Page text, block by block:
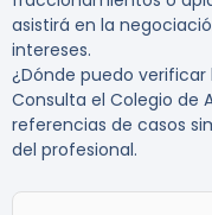
asistirá en la
intereses.
¿Dónde puedo
Consulta el Colegio de
referencias de casos
del profesional.